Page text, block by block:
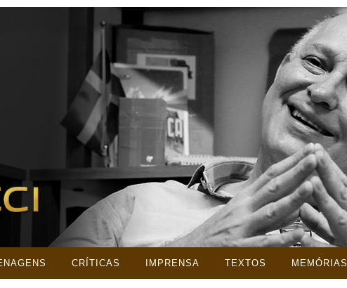
CRÍTICAS IMPRENSA TEXTOS MEMÓRIAS